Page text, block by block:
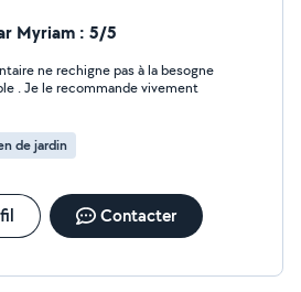
au Karcher de
de garage....
Myriam : 5/5
ne rechigne pas à la besogne
. Je le recommande vivement
de jardin
Contacter